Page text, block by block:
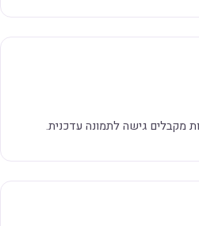
מקבלים גישה לתמונה עדכנית.